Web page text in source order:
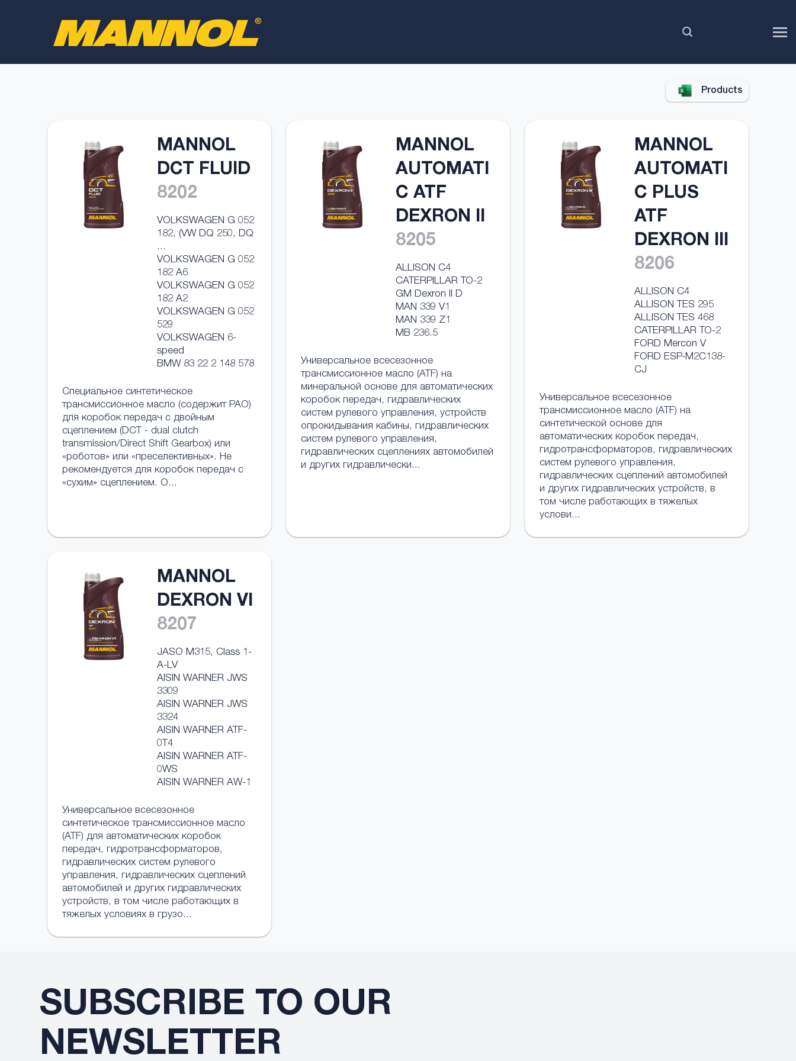
Products
MANNOL
DCT FLUID
8202
VOLKSWAGEN G 052
182, (VW DQ 250, DQ
...
VOLKSWAGEN G 052
182 A6
VOLKSWAGEN G 052
182 A2
VOLKSWAGEN G 052
529
VOLKSWAGEN 6-
speed
BMW 83 22 2 148 578
Специальное синтетическое
трансмиссионное масло (содержит PAO)
для коробок передач с двойным
сцеплением (DCT - dual clutch
transmission/Direct Shift Gearbox) или
«роботов» или «преселективных». Не
рекомендуется для коробок передач с
«сухим» сцеплением. О...
MANNOL
AUTOMATI
C ATF
DEXRON II
8205
ALLISON C4
CATERPILLAR TO-2
GM Dexron II D
MAN 339 V1
MAN 339 Z1
MB 236.5
Универсальное всесезонное
трансмиссионное масло (ATF) на
минеральной основе для автоматических
коробок передач, гидравлических
систем рулевого управления, устройств
опрокидывания кабины, гидравлических
систем рулевого управления,
гидравлических сцеплениях автомобилей
и других гидравлически...
MANNOL
AUTOMATI
C PLUS
ATF
DEXRON III
8206
ALLISON C4
ALLISON TES 295
ALLISON TES 468
CATERPILLAR TO-2
FORD Mercon V
FORD ESP-M2C138-
CJ
Универсальное всесезонное
трансмиссионное масло (ATF) на
синтетической основе для
автоматических коробок передач,
гидротрансформаторов, гидравлических
систем рулевого управления,
гидравлических сцеплений автомобилей
и других гидравлических устройств, в
том числе работающих в тяжелых
услови...
MANNOL
DEXRON VI
8207
JASO M315, Class 1-
A-LV
AISIN WARNER JWS
3309
AISIN WARNER JWS
3324
AISIN WARNER ATF-
0T4
AISIN WARNER ATF-
0WS
AISIN WARNER AW-1
Универсальное всесезонное
синтетическое трансмиссионное масло
(ATF) для автоматических коробок
передач, гидротрансформаторов,
гидравлических систем рулевого
управления, гидравлических сцеплений
автомобилей и других гидравлических
устройств, в том числе работающих в
тяжелых условиях в грузо...
SUBSCRIBE TO OUR
NEWSLETTER